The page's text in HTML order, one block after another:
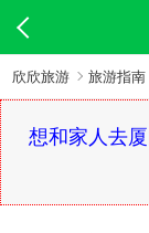
欣欣旅游 旅游指南
想和家人去